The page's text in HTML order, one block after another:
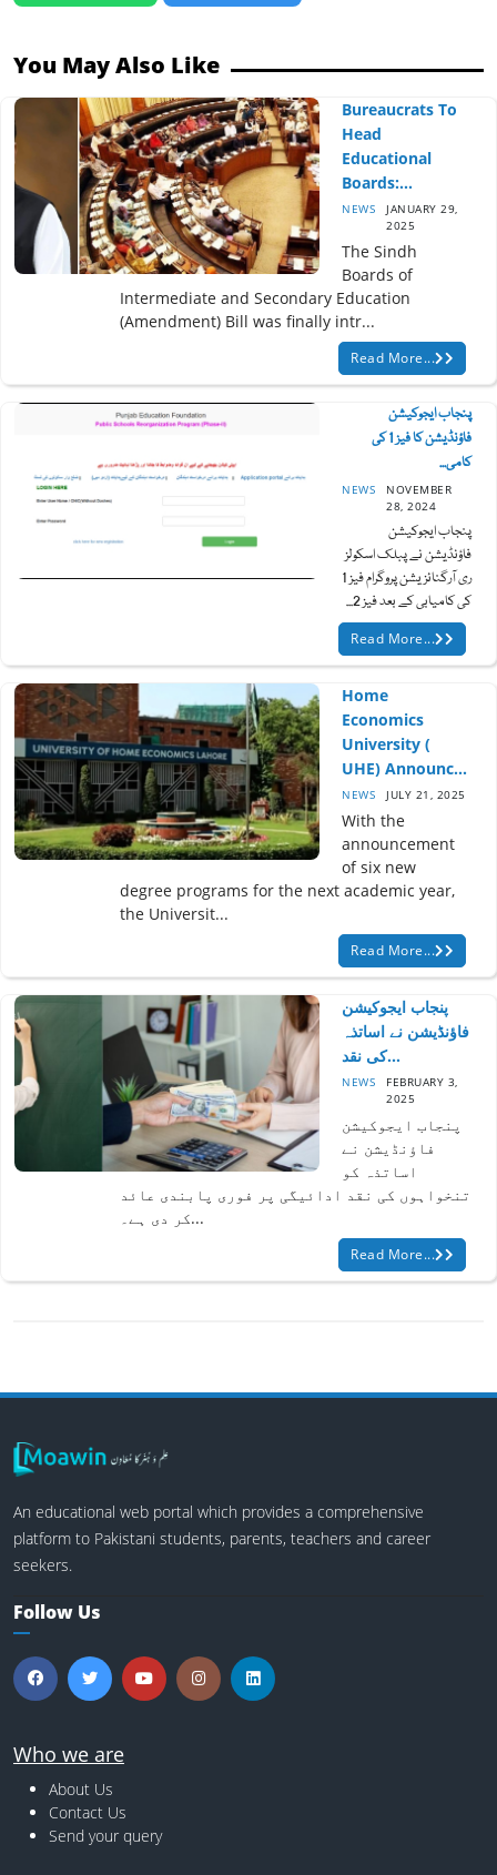
You May Also Like
Bureaucrats To
Head
Educational
Boards:...
NEWS
JANUARY 29,
2025
The Sindh
Boards of
Intermediate and Secondary Education
(Amendment) Bill was finally intr...
Read More...
پنجاب ایجوکیشن
فاؤنڈیشن کا فیز 1 کی
کامی...
NEWS
NOVEMBER
28, 2024
پنجاب ایجوکیشن
فاؤنڈیشن نے پبلک اسکولز
ری آرگنائزیشن پروگرام فیز 1
کی کامیابی کے بعد فیز 2...
Read More...
Home
Economics
University (
UHE) Announc...
NEWS JULY 21, 2025
With the
announcement
of six new
degree programs for the next academic year,
the Universit...
Read More...
پنجاب ایجوکیشن
فاؤنڈیشن نے اساتذہ
کی نقد...
NEWS
FEBRUARY 3,
2025
پنجاب ایجوکیشن
فاؤنڈیشن نے
اساتذہ کو
تنخواہوں کی نقد ادائیگی پر فوری پابندی عائد
کر دی ہے۔...
Read More...
An educational web portal which provides a comprehensive
platform to Pakistani students, parents, teachers and career
seekers.
Follow Us
Who we are
About Us
Contact Us
Send your query